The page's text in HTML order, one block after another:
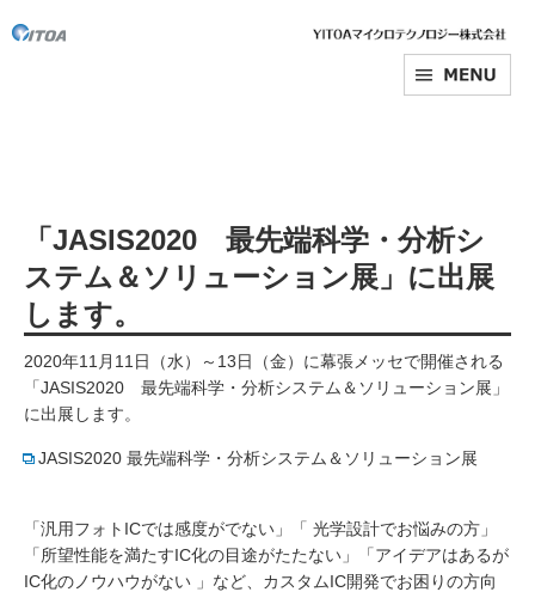
「JASIS2020 最先端科学・分析シ
ステム＆ソリューション展」に出展
します。
2020年11月11日（水）～13日（金）に幕張メッセで開催される
「JASIS2020 最先端科学・分析システム＆ソリューション展」
に出展します。
JASIS2020 最先端科学・分析システム＆ソリューション展
「汎用フォトICでは感度がでない」「 光学設計でお悩みの方」
「所望性能を満たすIC化の目途がたたない」「アイデアはあるが
IC化のノウハウがない 」など、カスタムIC開発でお困りの方向